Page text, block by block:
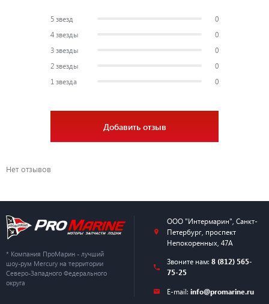
5 звезд
0
4 звезды
0
3 звезды
0
2 звезды
0
1 звезда
0
Добавить отзыв
Нет отзывов
* Компания ПроМарин - лучший
шоу-рум Mercury на территории
Северо-Западного Федерального
округа
ООО "Интермарин" Санкт-
Петербург, проспект
Непокоренных, 47А
Звоните нам: 8 (812) 565-
75-25
E-mail: info@promarine.ru